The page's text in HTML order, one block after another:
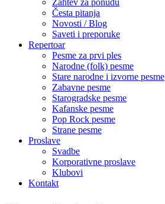
Česta pitanja
Novosti / Blog
Saveti i preporuke
Repertoar
Pesme za prvi ples
Narodne (folk) pesme
Stare narodne i izvorne pesme
Zabavne pesme
Starogradske pesme
Kafanske pesme
Pop Rock pesme
Strane pesme
Proslave
Svadbe
Korporativne proslave
Klubovi
Kontakt